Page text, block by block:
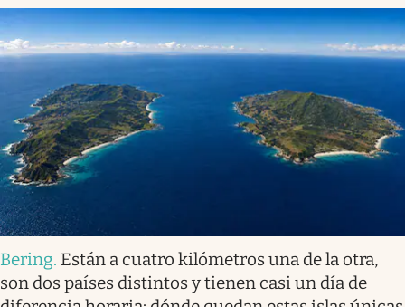
Bering. Están a cuatro kilómetros una de la otra,
son dos países distintos y tienen casi un día de